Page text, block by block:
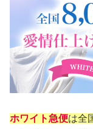
ホワイト急便は全